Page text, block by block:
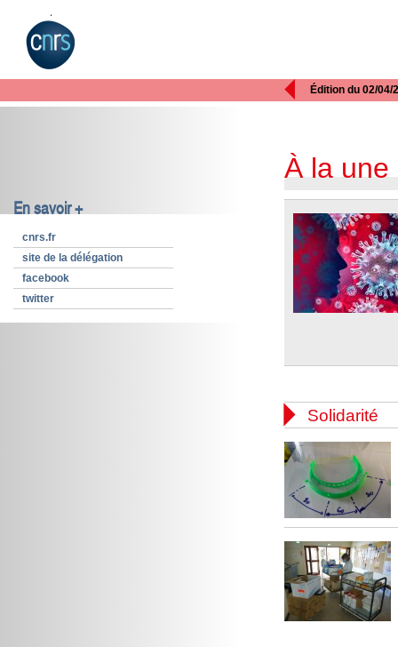
 Édition du 02/04/
En savoir +
cnrs.fr
site de la délégation
facebook
twitter
À la une
 Solidarité